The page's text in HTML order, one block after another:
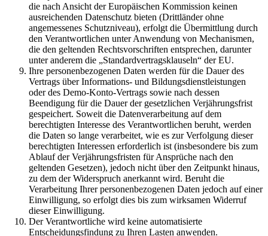
die nach Ansicht der Europäischen Kommission keinen
ausreichenden Datenschutz bieten (Drittländer ohne
angemessenes Schutzniveau), erfolgt die Übermittlung durch
den Verantwortlichen unter Anwendung von Mechanismen,
die den geltenden Rechtsvorschriften entsprechen, darunter
unter anderem die „Standardvertragsklauseln“ der EU.
Ihre personenbezogenen Daten werden für die Dauer des
Vertrags über Informations- und Bildungsdienstleistungen
oder des Demo-Konto-Vertrags sowie nach dessen
Beendigung für die Dauer der gesetzlichen Verjährungsfrist
gespeichert. Soweit die Datenverarbeitung auf dem
berechtigten Interesse des Verantwortlichen beruht, werden
die Daten so lange verarbeitet, wie es zur Verfolgung dieser
berechtigten Interessen erforderlich ist (insbesondere bis zum
Ablauf der Verjährungsfristen für Ansprüche nach den
geltenden Gesetzen), jedoch nicht über den Zeitpunkt hinaus,
zu dem der Widerspruch anerkannt wird. Beruht die
Verarbeitung Ihrer personenbezogenen Daten jedoch auf einer
Einwilligung, so erfolgt dies bis zum wirksamen Widerruf
dieser Einwilligung.
Der Verantwortliche wird keine automatisierte
Entscheidungsfindung zu Ihren Lasten anwenden.